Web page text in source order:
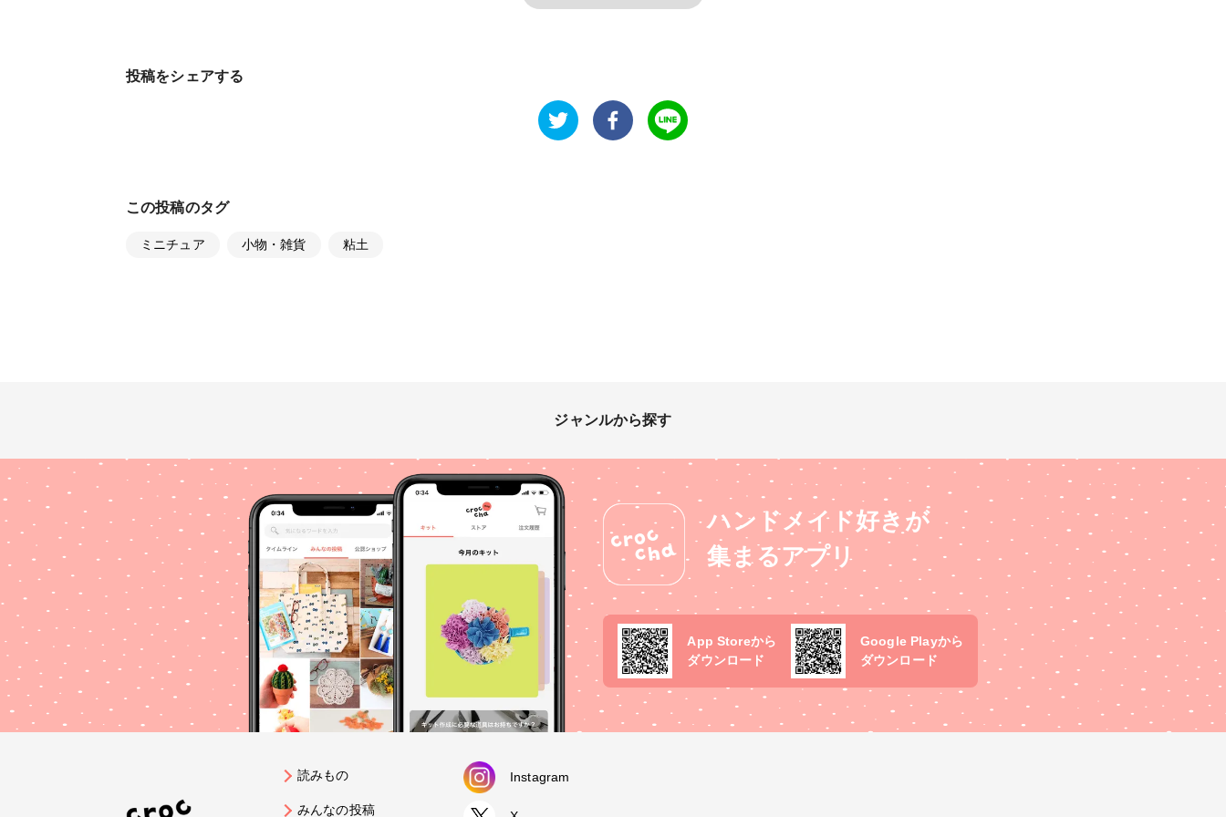
投稿をシェアする
この投稿のタグ
ミニチュア 小物・雑貨 粘土
ジャンルから探す
ハンドメイド好きが
集まるアプリ
App Storeから
ダウンロード
Google Playから
ダウンロード
読みもの
みんなの投稿
Instagram